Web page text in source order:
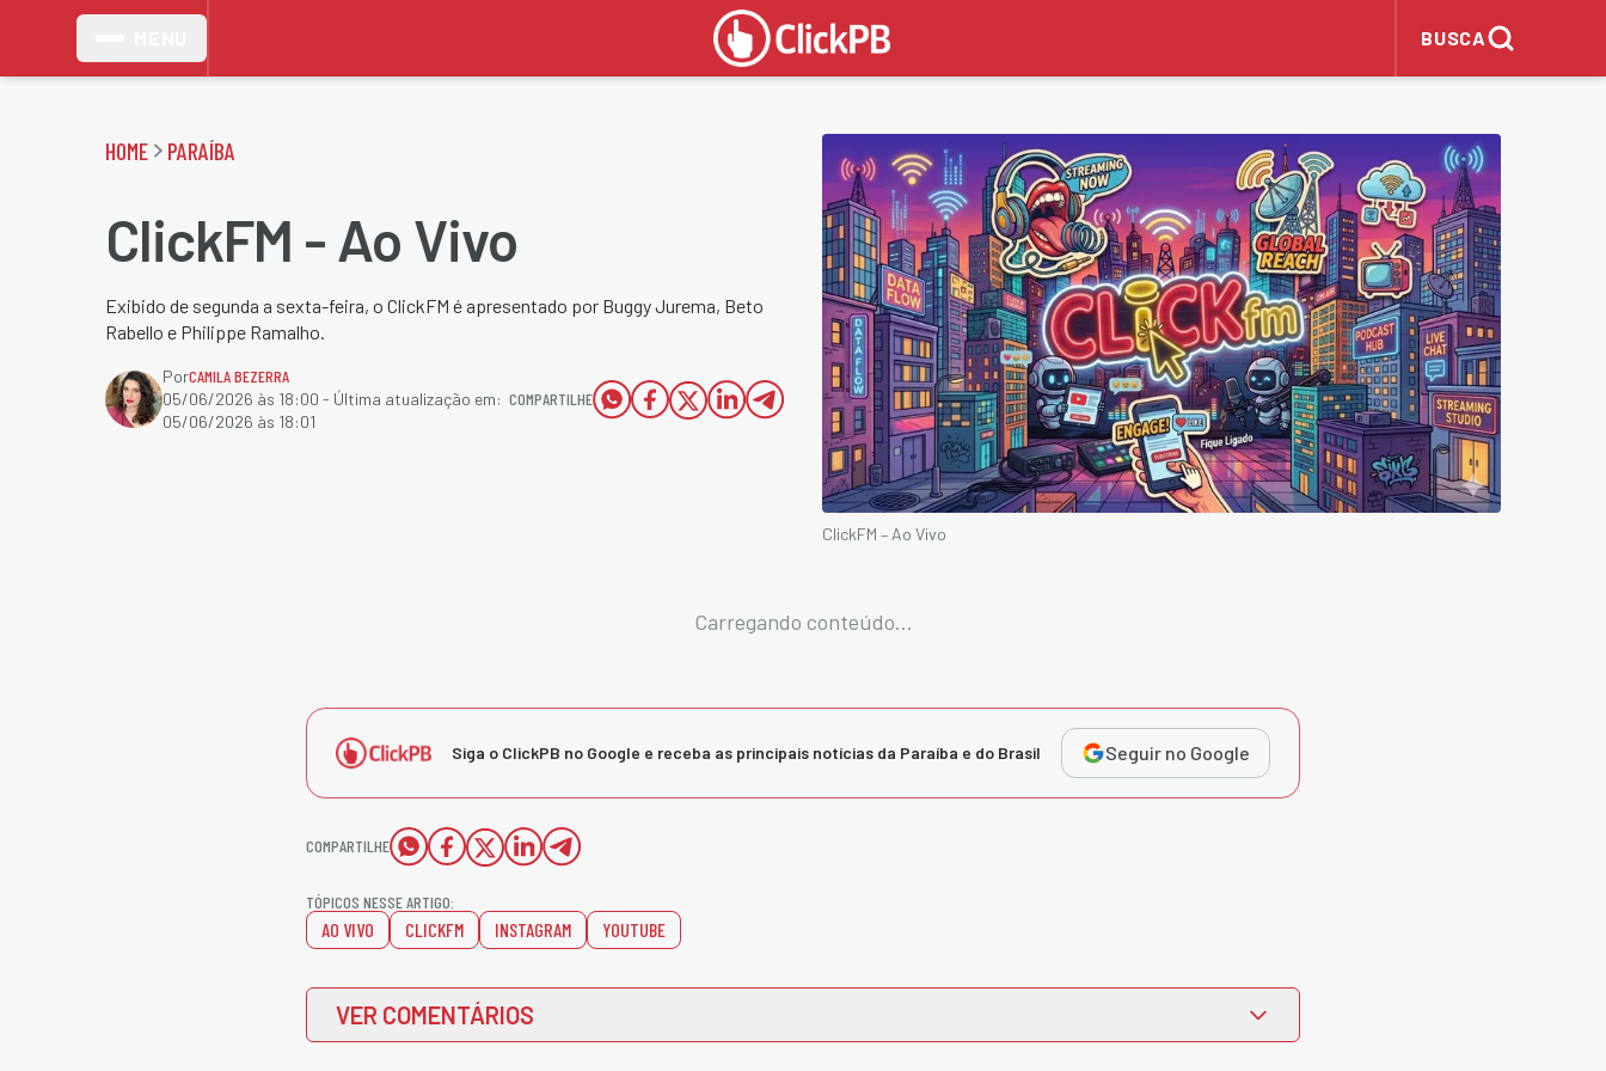
BUSCA
HOME PARAÍBA
ClickFM - Ao Vivo
Exibido de segunda a sexta-feira, o ClickFM é apresentado por Buggy Jurema, Beto
Rabello e Philippe Ramalho.
PorCAMILA BEZERRA
05/06/2026 às 18:00 - Última atualização em:
05/06/2026 às 18:01
COMPARTILHE
ClickFM – Ao Vivo
Carregando conteúdo...
Siga o ClickPB no Google e receba as principais notícias da Paraíba e do Brasil Seguir no Google
COMPARTILHE
TÓPICOS NESSE ARTIGO:
AO VIVO CLICKFM INSTAGRAM YOUTUBE
VER COMENTÁRIOS